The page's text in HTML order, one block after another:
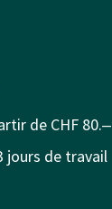
de CHF 80.‒
jours de travail